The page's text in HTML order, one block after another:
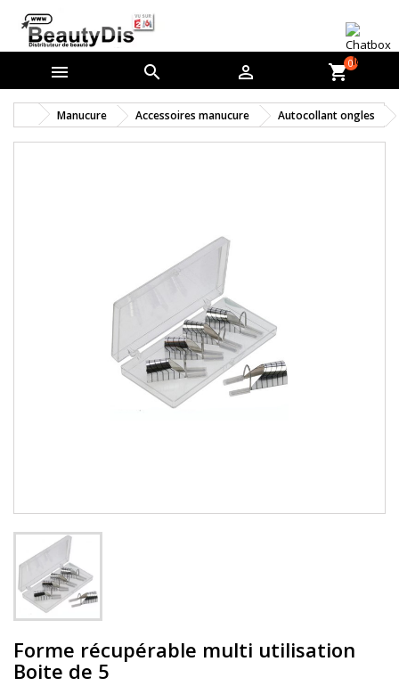
   shopping_cart0
Manucure Accessoires manucure Autocollant ongles
Forme récupérable multi utilisation
Boite de 5